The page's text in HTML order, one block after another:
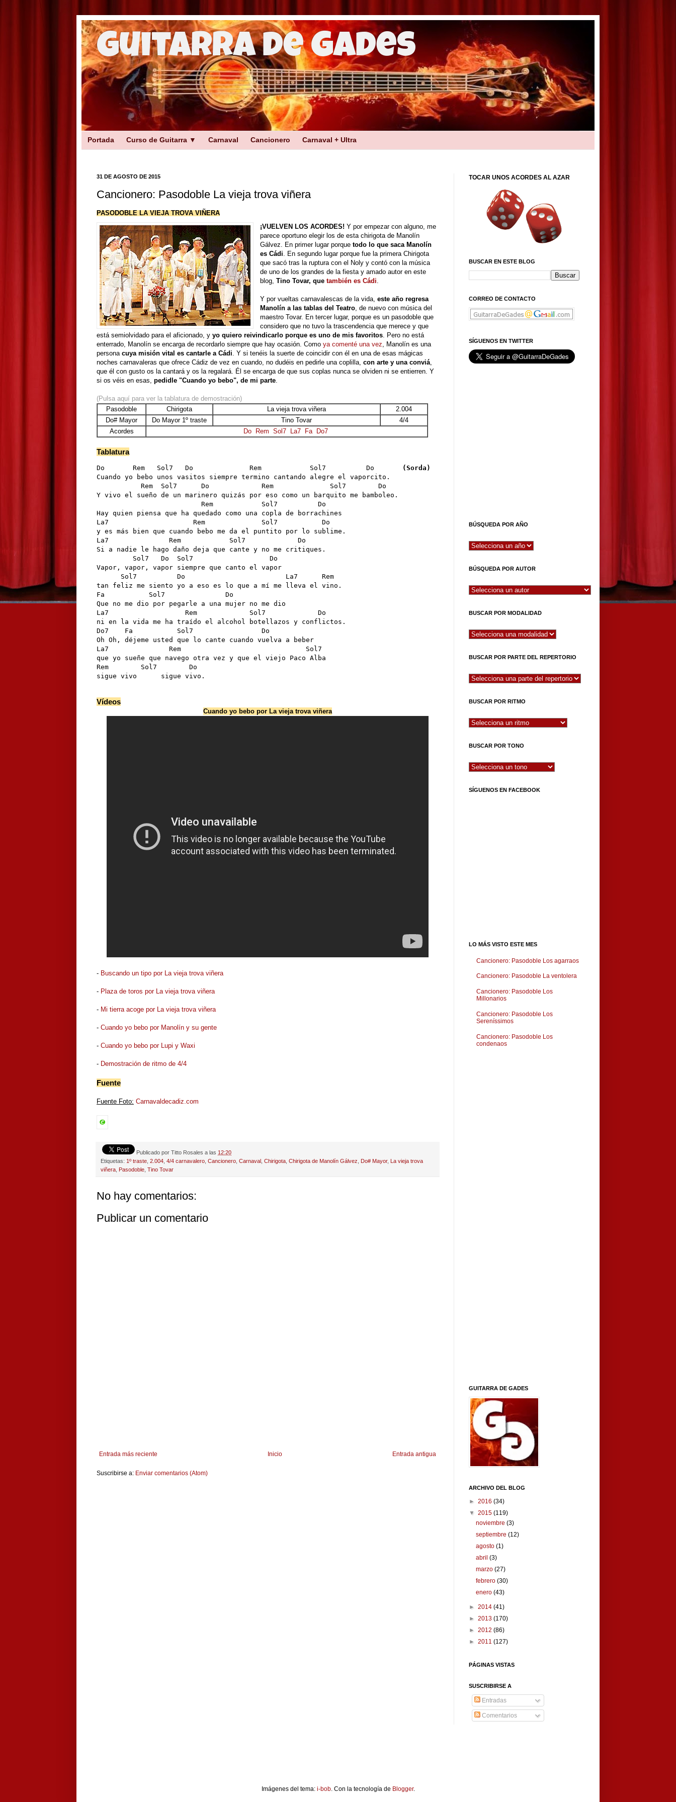
Guitarra de Gades
Portada Curso de Guitarra ▼ Carnaval Cancionero Carnaval + Ultra
31 DE AGOSTO DE 2015
Cancionero: Pasodoble La vieja trova viñera
PASODOBLE LA VIEJA TROVA VIÑERA
¡VUELVEN LOS ACORDES! Y por empezar con alguno, me
parece oportuno elegir los de esta chirigota de Manolín
Gálvez. En primer lugar porquetodo lo que saca Manolín
es Cádi . En segundo lugar porque fue la primera Chirigota
que sacó tras la ruptura con el Noly y contó con la música
de uno de los grandes de la fiesta y amado autor en este
blog,Tino Tovar, quetambién es Cádi
Y por vueltas carnavalescas de la vida,este año regresa
Manolín a las tablas del Teatro , de nuevo con música del
maestro Tovar. En tercer lugar, porque es un pasodoble que
considero que no tuvo la trascendencia que merece y que
está semiolvidado para el aficionado, y yo quiero reivindicarlo porque es uno de mis favoritos . Pero no está
enterrado, Manolín se encarga de recordarlo siempre que hay ocasión. Como ya comenté una vez , Manolín es una
persona cuya misión vital es cantarle a Cádi . Y si tenéis la suerte de coincidir con él en una de esas mágicas
noches carnavaleras que ofrece Cádiz de vez en cuando, no dudéis en pedirle una coplilla, con arte y una conviá
que él con gusto os la cantará y os la regalará. Él se encarga de que sus coplas nunca se olviden ni se entierren. Y
si os véis en esas, pedidle "Cuando yo bebo", de mi parte
(Pulsa aquí para ver la tablatura de demostración)
Pasodoble
Chirigota La vieja trova viñera
2.004
Do# Mayor
Do Mayor 1º traste Tino Tovar
4/4
Acordes
Do Rem Sol7 La7 Fa Do7
Tablatura
Do       Rem   Sol7   Do              Rem            Sol7          Do
(Sorda)
Cuando yo bebo unos vasitos siempre termino cantando alegre el vaporcito.
           Rem  Sol7      Do             Rem              Sol7        Do
Y vivo el sueño de un marinero quizás por eso como un barquito me bamboleo.
                          Rem            Sol7          Do
Hay quien piensa que ha quedado como una copla de borrachines
La7                     Rem              Sol7           Do
y es más bien que cuando bebo me da el puntito por lo sublime.
La7               Rem            Sol7             Do
Si a nadie le hago daño deja que cante y no me critiques.
         Sol7   Do  Sol7                   Do
Vapor, vapor, vapor siempre que canto el vapor
      Sol7          Do                         La7      Rem
tan feliz me siento yo a eso es lo que a mí me lleva el vino.
Fa           Sol7               Do
Que no me dio por pegarle a una mujer no me dio
La7                   Rem             Sol7             Do
ni en la vida me ha traído el alcohol botellazos y conflictos.
Do7    Fa           Sol7                 Do
Oh Oh, déjeme usted que lo cante cuando vuelva a beber
La7               Rem                               Sol7
que yo sueñe que navego otra vez y que el viejo Paco Alba
Rem        Sol7        Do
sigue vivo      sigue vivo.
Vídeos
Cuando yo bebo por La vieja trova viñera
- Buscando un tipo por La vieja trova viñera
- Plaza de toros por La vieja trova viñera
- Mi tierra acoge por La vieja trova viñera
- Cuando yo bebo por Manolín y su gente
- Cuando yo bebo por Lupi y Waxi
- Demostración de ritmo de 4/4
Fuente
Fuente Foto: Carnavaldecadiz.com
Publicado por Titto Rosales a las 12:20
Etiquetas: 1º traste 2.004 4/4 carnavalero Cancionero Carnaval Chirigota Chirigota de Manolín Gálvez Do# Mayor, La vieja trova
viñera Pasodoble Tino Tovar
No hay comentarios:
Publicar un comentario
Entrada más reciente Entrada antigua
Inicio
Suscribirse a: Enviar comentarios (Atom)
TOCAR UNOS ACORDES AL AZAR
BUSCAR EN ESTE BLOG
CORREO DE CONTACTO
SÍGUENOS EN TWITTER
BÚSQUEDA POR AÑO
BÚSQUEDA POR AUTOR
BUSCAR POR MODALIDAD
BUSCAR POR PARTE DEL REPERTORIO
BUSCAR POR RITMO
BUSCAR POR TONO
SÍGUENOS EN FACEBOOK
LO MÁS VISTO ESTE MES
Cancionero: Pasodoble Los agarraos
Cancionero: Pasodoble La ventolera
Cancionero: Pasodoble Los
Millonarios
Cancionero: Pasodoble Los
Sereníssimos
Cancionero: Pasodoble Los
condenaos
GUITARRA DE GADES
ARCHIVO DEL BLOG
► 2016 (34)
▼ 2015 (119)
noviembre(3)
septiembre(12)
agosto(1)
abril(3)
marzo(27)
febrero(30)
enero(43)
► 2014 (41)
► 2013 (170)
► 2012 (86)
► 2011 (127)
PÁGINAS VISTAS
SUSCRIBIRSE A
Entradas
Comentarios
Imágenes del tema: i-bob. Con la tecnología de Blogger.